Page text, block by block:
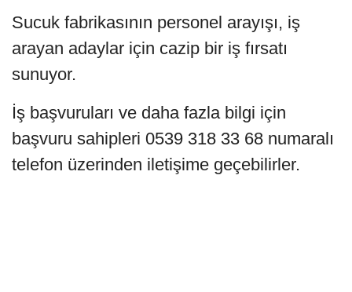
Sucuk fabrikasının personel arayışı, iş
arayan adaylar için cazip bir iş fırsatı
sunuyor.
İş başvuruları ve daha fazla bilgi için
başvuru sahipleri 0539 318 33 68 numaralı
telefon üzerinden iletişime geçebilirler.